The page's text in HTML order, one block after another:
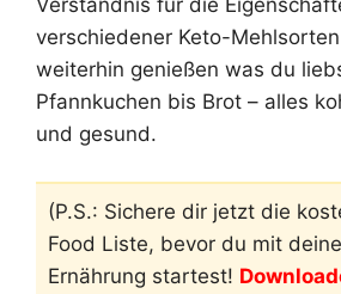
Verständnis für die
verschiedener Keto-
weiterhin genießen was du
Pfannkuchen bis Brot – alles
und gesund.
(P.S.: Sichere dir jetzt die
Food Liste, bevor du mit
Ernährung startest!